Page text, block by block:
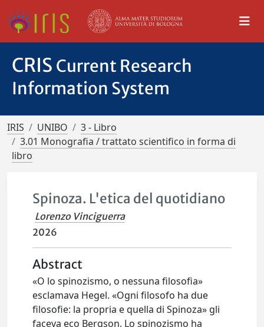
CRIS Current Research
Information System
IRIS UNIBO
3 - Libro
3.01 Monografia / trattato scientifico in forma di
libro
Spinoza. L'etica del quotidiano
Lorenzo Vinciguerra
2026
Abstract
«O lo spinozismo, o nessuna filosofia»
esclamava Hegel. «Ogni filosofo ha due
filosofie: la propria e quella di Spinoza» gli
faceva eco Bergson. Lo spinozismo ha